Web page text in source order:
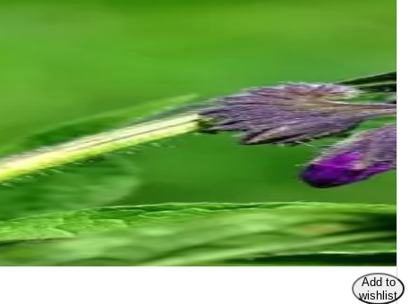
Add to
wishlist